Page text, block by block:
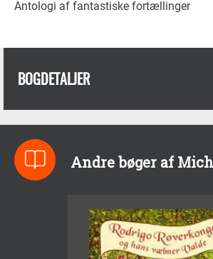
Antologi af fantastiske fortællinger
BOGDETALJER
Andre bøger af